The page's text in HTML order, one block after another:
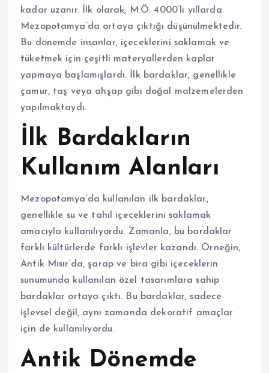
kadar uzanır. İlk olarak, M.Ö. 4000’li yıllarda
Mezopotamya’da ortaya çıktığı düşünülmektedir.
Bu dönemde insanlar, içeceklerini saklamak ve
tüketmek için çeşitli materyallerden kaplar
yapmaya başlamışlardı. İlk bardaklar, genellikle
çamur, taş veya ahşap gibi doğal malzemelerden
yapılmaktaydı.
İlk Bardakların
Kullanım Alanları
Mezopotamya’da kullanılan ilk bardaklar,
genellikle su ve tahıl içeceklerini saklamak
amacıyla kullanılıyordu. Zamanla, bu bardaklar
farklı kültürlerde farklı işlevler kazandı. Örneğin,
Antik Mısır’da, şarap ve bira gibi içeceklerin
sunumunda kullanılan özel tasarımlara sahip
bardaklar ortaya çıktı. Bu bardaklar, sadece
işlevsel değil, aynı zamanda dekoratif amaçlar
için de kullanılıyordu.
Antik Dönemde